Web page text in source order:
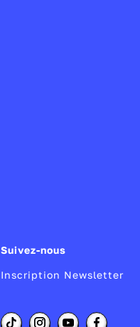
Suivez-nous
Inscription Newsletter